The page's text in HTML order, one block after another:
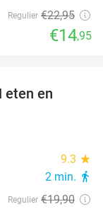
Regulier €22,95
€14,95
eten en
9.3 star
2 min. directions_walk
Regulier €19,90